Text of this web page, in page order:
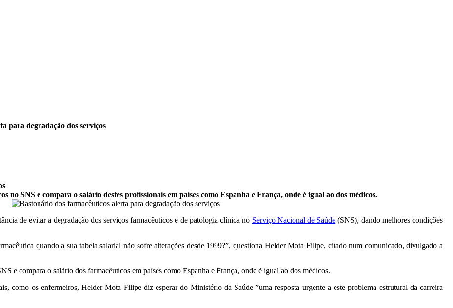
para degradação dos serviços
SNS e compara o salário destes profissionais em países como Espanha e França, onde é igual ao dos médicos.
de evitar a degradação dos serviços farmacêuticos e de patologia clínica no Serviço Nacional de Saúde (SNS), dando melhores condições
quando a sua tabela salarial não sofre alterações desde 1999?”, questiona Helder Mota Filipe, citado num comunicado, divulgado a
e compara o salário dos farmacêuticos em países como Espanha e França, onde é igual ao dos médicos.
como os enfermeiros, Helder Mota Filipe diz esperar do Ministério da Saúde ”uma resposta urgente a este problema estrutural da carreira